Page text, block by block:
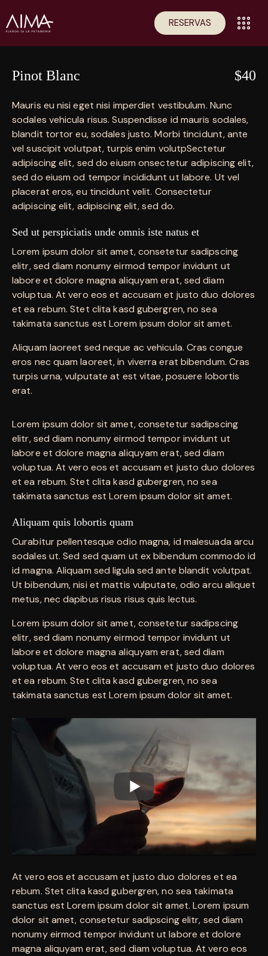
RESERVAS
Pinot Blanc $40
Mauris eu nisi eget nisi imperdiet vestibulum. Nunc
sodales vehicula risus. Suspendisse id mauris sodales,
blandit tortor eu, sodales justo. Morbi tincidunt, ante
vel suscipit volutpat, turpis enim volutpSectetur
adipiscing elit, sed do eiusm onsectetur adipiscing elit,
sed do eiusm od tempor incididunt ut labore. Ut vel
placerat eros, eu tincidunt velit. Consectetur
adipiscing elit, adipiscing elit, sed do.
Sed ut perspiciatis unde omnis iste natus et
Lorem ipsum dolor sit amet, consetetur sadipscing
elitr, sed diam nonumy eirmod tempor invidunt ut
labore et dolore magna aliquyam erat, sed diam
voluptua. At vero eos et accusam et justo duo dolores
et ea rebum. Stet clita kasd gubergren, no sea
takimata sanctus est Lorem ipsum dolor sit amet.
Aliquam laoreet sed neque ac vehicula. Cras congue
eros nec quam laoreet, in viverra erat bibendum. Cras
turpis urna, vulputate at est vitae, posuere lobortis
erat.
Lorem ipsum dolor sit amet, consetetur sadipscing
elitr, sed diam nonumy eirmod tempor invidunt ut
labore et dolore magna aliquyam erat, sed diam
voluptua. At vero eos et accusam et justo duo dolores
et ea rebum. Stet clita kasd gubergren, no sea
takimata sanctus est Lorem ipsum dolor sit amet.
Aliquam quis lobortis quam
Curabitur pellentesque odio magna, id malesuada arcu
sodales ut. Sed sed quam ut ex bibendum commodo id
id magna. Aliquam sed ligula sed ante blandit volutpat.
Ut bibendum, nisi et mattis vulputate, odio arcu aliquet
metus, nec dapibus risus risus quis lectus.
Lorem ipsum dolor sit amet, consetetur sadipscing
elitr, sed diam nonumy eirmod tempor invidunt ut
labore et dolore magna aliquyam erat, sed diam
voluptua. At vero eos et accusam et justo duo dolores
et ea rebum. Stet clita kasd gubergren, no sea
takimata sanctus est Lorem ipsum dolor sit amet.
At vero eos et accusam et justo duo dolores et ea
rebum. Stet clita kasd gubergren, no sea takimata
sanctus est Lorem ipsum dolor sit amet. Lorem ipsum
dolor sit amet, consetetur sadipscing elitr, sed diam
nonumy eirmod tempor invidunt ut labore et dolore
magna aliquyam erat, sed diam voluptua. At vero eos